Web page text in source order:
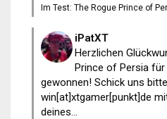
Im Test: The Rogue Prince of
iPatXT
Herzlichen
Prince of Persia
gewonnen! Schick uns
win[at]xtgamer[punkt]de
deines...